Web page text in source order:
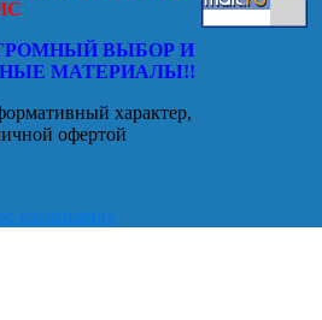
ВЫБОР И
МАТЕРИАЛЫ!!
характер,
офертой
соглашение